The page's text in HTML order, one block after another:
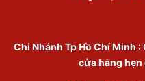
Chi Nhánh Tp Hồ Chí Minh :
cửa hàng hẹn